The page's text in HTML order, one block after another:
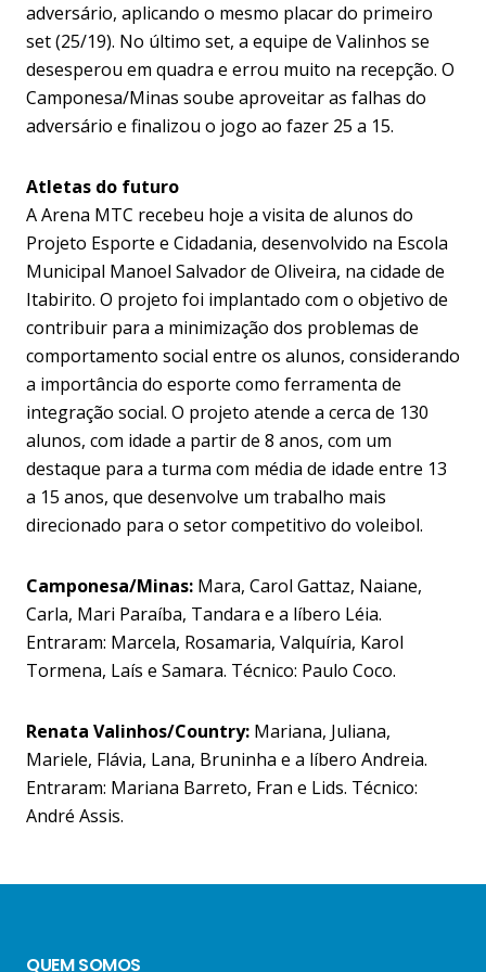
adversário, aplicando o mesmo placar do primeiro
set (25/19). No último set, a equipe de Valinhos se
desesperou em quadra e errou muito na recepção. O
Camponesa/Minas soube aproveitar as falhas do
adversário e finalizou o jogo ao fazer 25 a 15.
Atletas do futuro
A Arena MTC recebeu hoje a visita de alunos do
Projeto Esporte e Cidadania, desenvolvido na Escola
Municipal Manoel Salvador de Oliveira, na cidade de
Itabirito. O projeto foi implantado com o objetivo de
contribuir para a minimização dos problemas de
comportamento social entre os alunos, considerando
a importância do esporte como ferramenta de
integração social. O projeto atende a cerca de 130
alunos, com idade a partir de 8 anos, com um
destaque para a turma com média de idade entre 13
a 15 anos, que desenvolve um trabalho mais
direcionado para o setor competitivo do voleibol.
Camponesa/Minas: Mara, Carol Gattaz, Naiane,
Carla, Mari Paraíba, Tandara e a líbero Léia.
Entraram: Marcela, Rosamaria, Valquíria, Karol
Tormena, Laís e Samara. Técnico: Paulo Coco.
Renata Valinhos/Country: Mariana, Juliana,
Mariele, Flávia, Lana, Bruninha e a líbero Andreia.
Entraram: Mariana Barreto, Fran e Lids. Técnico:
André Assis.
QUEM SOMOS